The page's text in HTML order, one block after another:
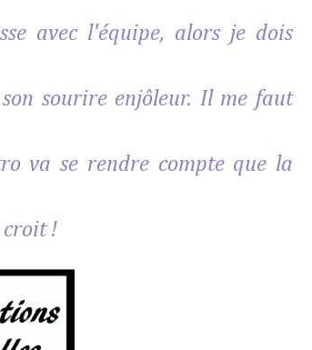
avec l'équipe, alors je dois
sourire enjôleur. Il me faut
va se rendre compte que la
croit !